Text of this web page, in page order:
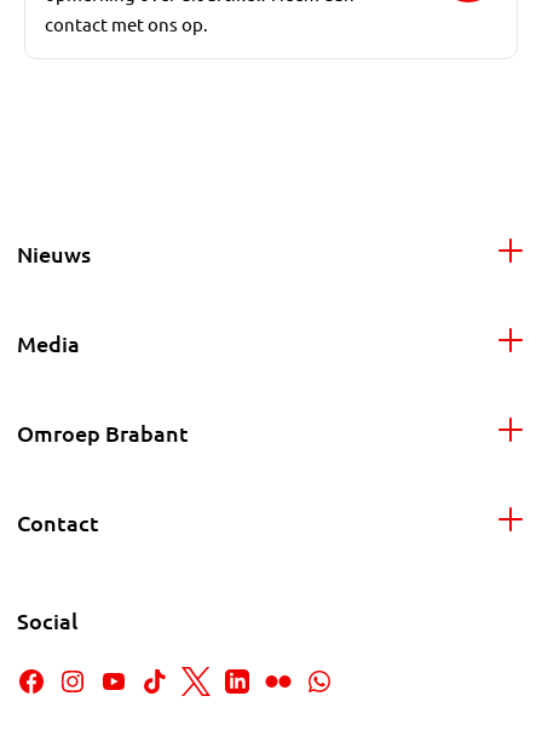
contact met ons op.
Nieuws
Media
Omroep Brabant
Contact
Social